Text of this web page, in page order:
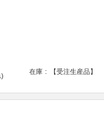
在庫 【受注生産品】